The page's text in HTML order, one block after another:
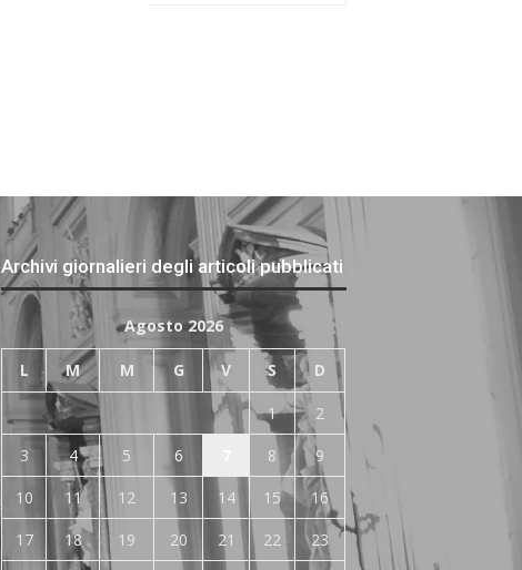
Archivi giornalieri degli articoli pubblicati
Agosto 2026
L M M G V S D
1
2
3
4 5 6 8
9
10
11 12 13 14 15
16
17
18 19 20 21 22 23